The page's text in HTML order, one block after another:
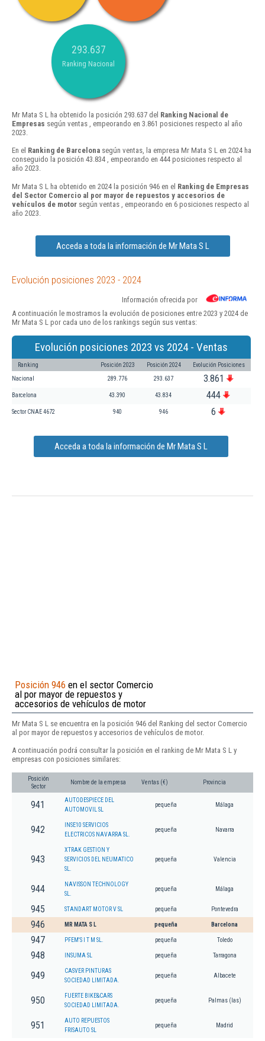
293.637
Ranking Nacional
Mr Mata S L ha obtenido la posición 293.637 del Ranking Nacional de
Empresas según ventas , empeorando en 3.861 posiciones respecto al año
2023.
En el Ranking de Barcelona según ventas, la empresa Mr Mata S L en 2024 ha
conseguido la posición 43.834 , empeorando en 444 posiciones respecto al
año 2023.
Mr Mata S L ha obtenido en 2024 la posición 946 en el Ranking de Empresas
del Sector Comercio al por mayor de repuestos y accesorios de
vehículos de motor según ventas , empeorando en 6 posiciones respecto al
año 2023.
Acceda a toda la información de Mr Mata S L
Evolución posiciones 2023 - 2024
Información ofrecida por
A continuación le mostramos la evolución de posiciones entre 2023 y 2024 de
Mr Mata S L por cada uno de los rankings según sus ventas:
Evolución posiciones 2023 vs 2024 - Ventas
Ranking Posición 2023 Posición 2024 Evolución Posiciones
Nacional 289.776 293.637 3.861
Barcelona 43.390 43.834 444
Sector CNAE 4672 940 946 6
Acceda a toda la información de Mr Mata S L
Posición 946 en el sector Comercio
al por mayor de repuestos y
accesorios de vehículos de motor
Mr Mata S L se encuentra en la posición 946 del Ranking del sector Comercio
al por mayor de repuestos y accesorios de vehículos de motor.
A continuación podrá consultar la posición en el ranking de Mr Mata S L y
empresas con posiciones similares:
Posición
Sector
Nombre de la empresa Ventas (€) Provincia
941
AUTODESPIECE DEL
AUTOMOVIL SL
pequeña Málaga
942
INSE10 SERVICIOS
ELECTRICOS NAVARRA SL.
pequeña Navarra
943
XTRAK GESTION Y
SERVICIOS DEL NEUMATICO
SL.
pequeña Valencia
944
NAVISSON TECHNOLOGY
SL.
pequeña Málaga
945 STANDART MOTOR V SL pequeña Pontevedra
946 MR MATA S L pequeña Barcelona
947 PFEM'S I T M SL. pequeña Toledo
948 INSUMA SL pequeña Tarragona
949
CASVER PINTURAS
SOCIEDAD LIMITADA.
pequeña Albacete
950
FUERTE BIKE&CARS
SOCIEDAD LIMITADA.
pequeña Palmas (las)
951
AUTO REPUESTOS
FRISAUTO SL
pequeña Madrid